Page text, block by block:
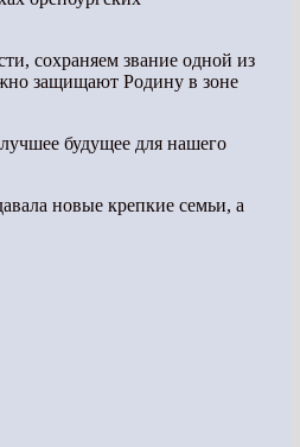
сохраняем звание одной из
защищают Родину в зоне
будущее для нашего
новые крепкие семьи, а